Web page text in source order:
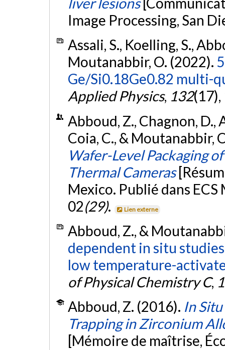
Image Processing, San
Assali, S., Koelling, S.,
Moutanabbir, O. (2022).
Ge/Si0.18Ge0.82 multi-
Applied Physics, 132(17),
Abboud, Z., Chagnon, D.,
Coia, C., & Moutanabbir,
Wafer-Level Packaging
Thermal Cameras
Mexico. Publié dans
02(29). Lien externe
Abboud, Z., &
dependent in situ
low temperature-
of Physical Chemistry C,
Abboud, Z. (2016). In
Trapping in Zirconium
[Mémoire de maîtrise,